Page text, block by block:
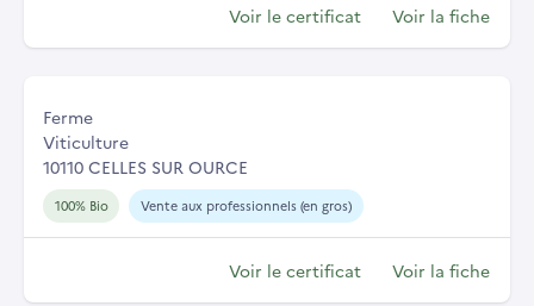
Voir le certificat Voir la fiche
Ferme
Viticulture
10110 CELLES SUR OURCE
100% Bio Vente aux professionnels (en gros)
Voir le certificat Voir la fiche